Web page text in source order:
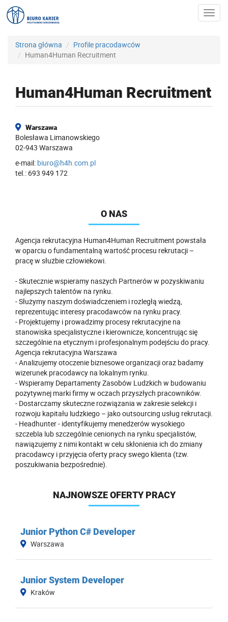
Strona główna
Profile pracodawców
Human4Human Recruitment
Human4Human Recruitment
Warszawa
Bolesława Limanowskiego
02-943 Warszawa
e-mail: biuro@h4h.com.pl
tel.: 693 949 172
O NAS
Agencja rekrutacyjna Human4Human Recruitment powstała
w oparciu o fundamentalną wartość procesu rekrutacji –
pracę w służbie człowiekowi.
- Skutecznie wspieramy naszych Partnerów w pozyskiwaniu
najlepszych talentów na rynku.
- Służymy naszym doświadczeniem i rozległą wiedzą,
reprezentując interesy pracodawców na rynku pracy.
- Projektujemy i prowadzimy procesy rekrutacyjne na
stanowiska specjalistyczne i kierownicze, koncentrując się
szczególnie na etycznym i profesjonalnym podejściu do pracy.
Agencja rekrutacyjna Warszawa
- Analizujemy otoczenie biznesowe organizacji oraz badamy
wizerunek pracodawcy na lokalnym rynku.
- Wspieramy Departamenty Zasobów Ludzkich w budowaniu
pozytywnej marki firmy w oczach przyszłych pracowników.
- Dostarczamy skuteczne rozwiązania w zakresie selekcji i
rozwoju kapitału ludzkiego – jako outsourcing usług rekrutacji.
- Headhunter - identyfikujemy menedżerów wysokiego
szczebla lub szczególnie cenionych na rynku specjalistów,
nawiązujemy z nimi kontakt w celu skłonienia ich do zmiany
pracodawcy i przyjęcia oferty pracy swego klienta (tzw.
poszukiwania bezpośrednie).
NAJNOWSZE OFERTY PRACY
Junior Python C# Developer
Warszawa
Junior System Developer
Kraków